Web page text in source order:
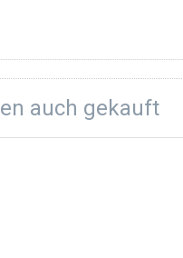
auch gekauft